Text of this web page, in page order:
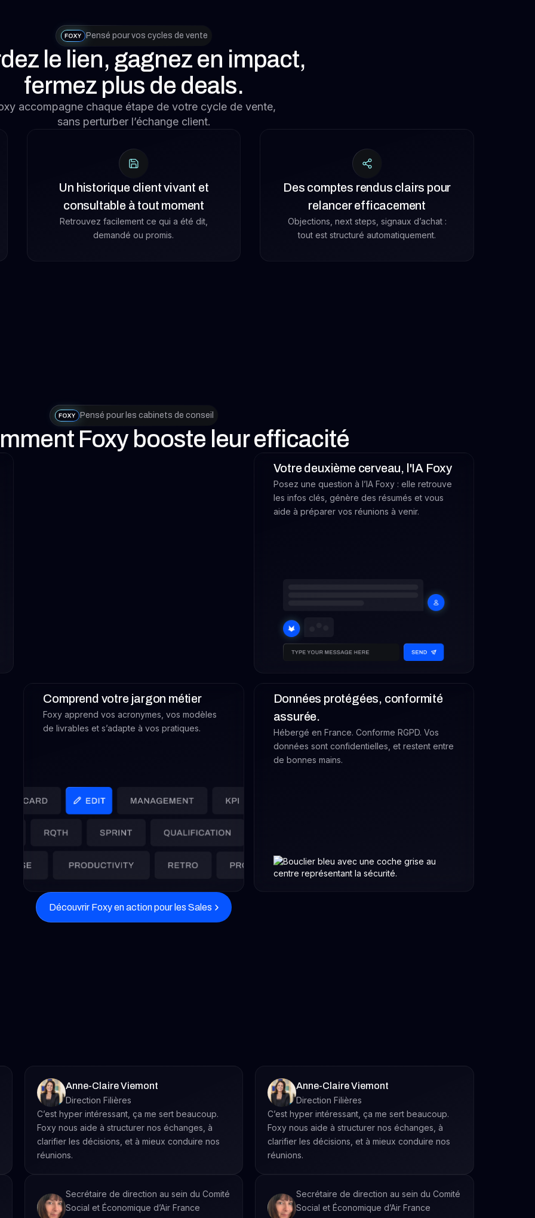
Pensé pour vos cycles de vente
le lien, gagnez en impact,
fermez plus de deals.
accompagne chaque étape de votre cycle de vente,
sans perturber l’échange client.
Un historique client vivant et
consultable à tout moment
Retrouvez facilement ce qui a été dit,
demandé ou promis.
Des comptes rendus clairs pour
relancer efficacement
Objections, next steps, signaux d’achat :
tout est structuré automatiquement.
Pensé pour les cabinets de conseil
Foxy booste leur efficacité
Votre deuxième cerveau, l'IA Foxy
Posez une question à l’IA Foxy : elle retrouve
les infos clés, génère des résumés et vous
aide à préparer vos réunions à venir.
Comprend votre jargon métier
Foxy apprend vos acronymes, vos modèles
de livrables et s’adapte à vos pratiques.
Données protégées, conformité
assurée.
Hébergé en France. Conforme RGPD. Vos
données sont confidentielles, et restent entre
de bonnes mains.
Découvrir Foxy en action pour les Sales
Anne-Claire Viemont
Direction Filières
C’est hyper intéressant, ça me sert beaucoup.
Foxy nous aide à structurer nos échanges, à
clarifier les décisions, et à mieux conduire nos
réunions.
Secrétaire de direction au sein du Comité
Social et Économique d’Air France
Anne-Claire Viemont
Direction Filières
C’est hyper intéressant, ça me sert beaucoup.
Foxy nous aide à structurer nos échanges, à
clarifier les décisions, et à mieux conduire nos
réunions.
Secrétaire de direction au sein du Comité
Social et Économique d’Air France